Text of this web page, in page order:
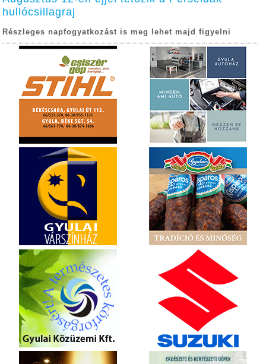
hullócsillagraj
Részleges napfogyatkozást is meg lehet majd figyelni